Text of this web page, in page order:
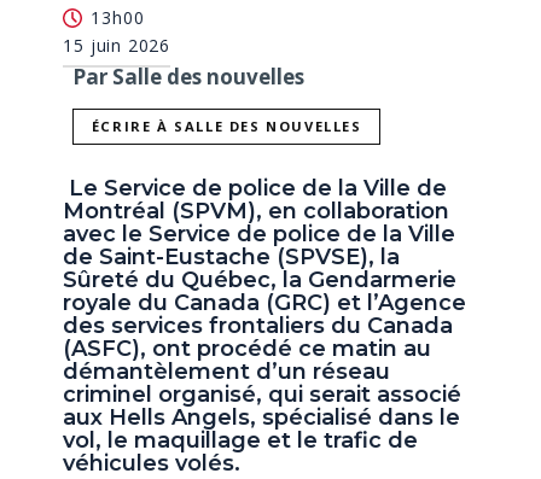
13h00
15 juin 2026
Par Salle des nouvelles
ÉCRIRE À SALLE DES NOUVELLES
Le Service de police de la Ville de
Montréal (SPVM), en collaboration
avec le Service de police de la Ville
de Saint-Eustache (SPVSE), la
Sûreté du Québec, la Gendarmerie
royale du Canada (GRC) et l’Agence
des services frontaliers du Canada
(ASFC), ont procédé ce matin au
démantèlement d’un réseau
criminel organisé, qui serait associé
aux Hells Angels, spécialisé dans le
vol, le maquillage et le trafic de
véhicules volés.